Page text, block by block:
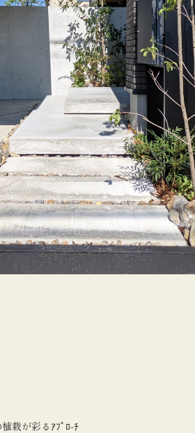
栽が彩るｱﾌﾟﾛ-ﾁ